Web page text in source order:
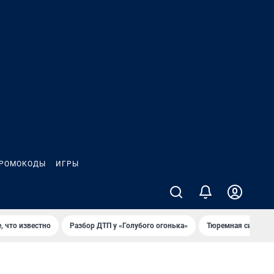
ИГРЫ
что известно Разбор ДТП у «Голубого огонька» Тюремная